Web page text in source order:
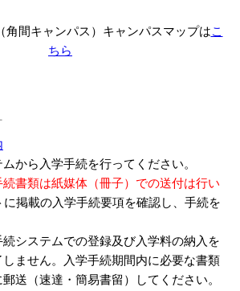
角間キャンパス）キャンパスマップは こ
ちら
から入学手続を行ってください。
続書類は紙媒体（冊子）での送付は行い
に掲載の入学手続要項を確認し、手続を
続システムでの登録及び入学料の納入を
ません。入学手続期間内に必要な書類
送（速達・簡易書留）してください。